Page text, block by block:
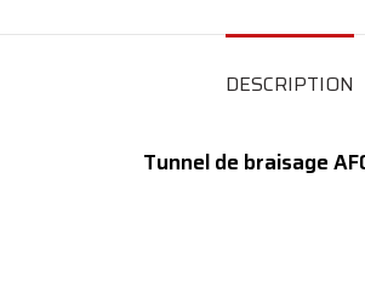
DESCRIPTION
Tunnel de braisage